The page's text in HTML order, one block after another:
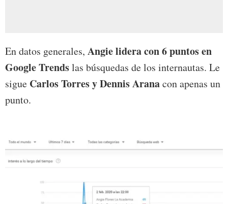
En datos generales, Angie lidera con 6 puntos en
Google Trendslas búsquedas de los internautas. Le
sigue Carlos Torres y Dennis Aranacon apenas un
punto.